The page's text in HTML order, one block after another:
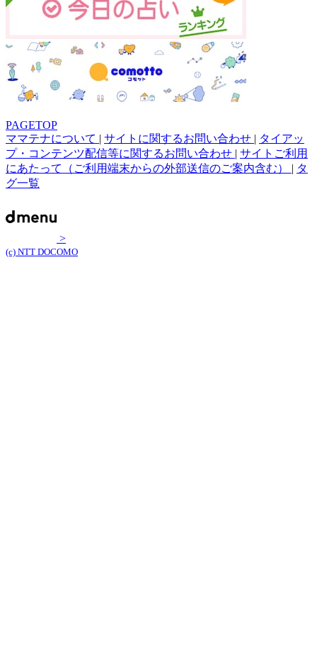
PAGETOP
ママテナについて | サイトに関するお問い合わせ | タイアッ
プ・コンテンツ配信等に関するお問い合わせ | サイトご利用
にあたって（ご利用端末からの外部送信のご案内含む） | タ
グ一覧
>
(c) NTT DOCOMO